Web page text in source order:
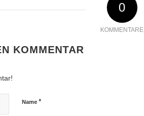
0
KOMMENTARE
KOMMENTAR
Name *